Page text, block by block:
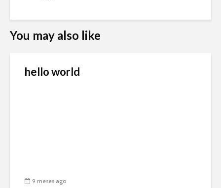
You may also like
hello world
9 meses ago